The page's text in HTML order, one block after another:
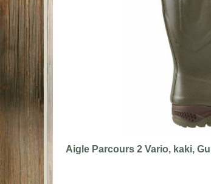
Aigle Parcours 2 Vario, kaki,